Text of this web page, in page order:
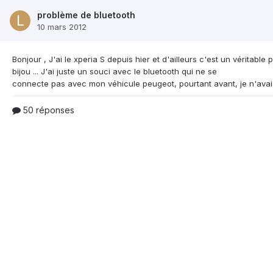
problème de bluetooth
10 mars 2012
Bonjour , J'ai le xperia S depuis hier et d'ailleurs c'est un véritable
bijou ... J'ai juste un souci avec le bluetooth qui ne se
50 réponses